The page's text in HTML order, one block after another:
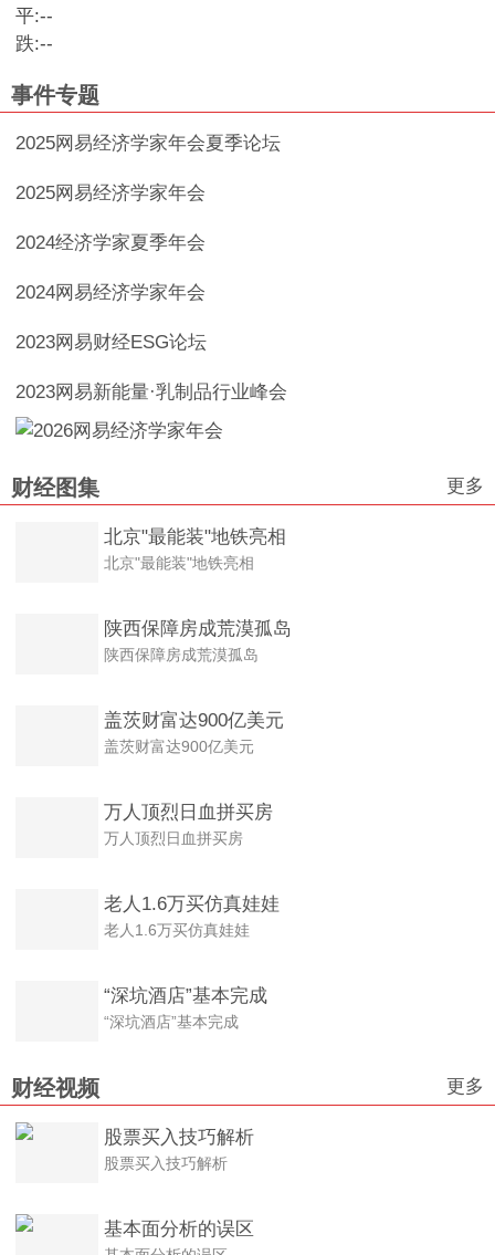
平:--
跌:--
事件专题
2025网易经济学家年会夏季论坛
2025网易经济学家年会
2024经济学家夏季年会
2024网易经济学家年会
2023网易财经ESG论坛
2023网易新能量·乳制品行业峰会
财经图集 更多
北京"最能装"地铁亮相
北京"最能装"地铁亮相
陕西保障房成荒漠孤岛
陕西保障房成荒漠孤岛
盖茨财富达900亿美元
盖茨财富达900亿美元
万人顶烈日血拼买房
万人顶烈日血拼买房
老人1.6万买仿真娃娃
老人1.6万买仿真娃娃
“深坑酒店”基本完成
“深坑酒店”基本完成
财经视频 更多
股票买入技巧解析
股票买入技巧解析
基本面分析的误区